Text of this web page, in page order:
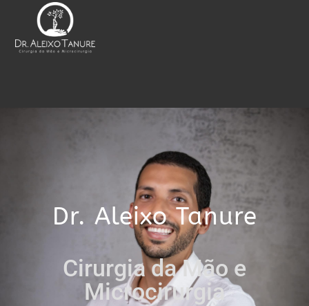
Dr. Aleixo Tanure
Cirurgia da Mão e
Microcirurgia